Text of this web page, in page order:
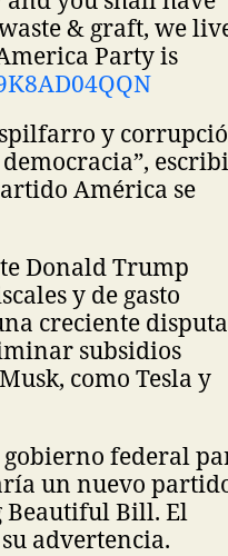
& graft, we
Party is
y
América se
Donald Trump
y de gasto
creciente disputa
subsidios
como Tesla y
federal
un nuevo
Beautiful Bill. El
advertencia.